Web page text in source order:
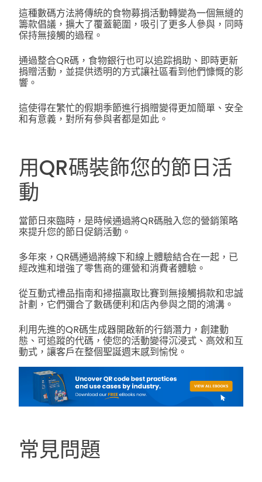
這種數碼方法將傳統的食物募捐活動轉變為一個無縫的
籌款倡議，擴大了覆蓋範圍，吸引了更多人參與，同時
保持無接觸的過程。
通過整合QR碼，食物銀行也可以追踪捐助、即時更新
捐贈活動，並提供透明的方式讓社區看到他們慷慨的影
響。
這使得在繁忙的假期季節進行捐贈變得更加簡單、安全
和有意義，對所有參與者都是如此。
用QR碼裝飾您的節日活
動
當節日來臨時，是時候通過將QR碼融入您的營銷策略
來提升您的節日促銷活動。
多年來，QR碼通過將線下和線上體驗結合在一起，已
經改進和增強了零售商的運營和消費者體驗。
從互動式禮品指南和掃描贏取比賽到無接觸捐款和忠誠
計劃，它們彌合了數碼便利和店內參與之間的鴻溝。
利用先進的QR碼生成器開啟新的行銷潛力，創建動
態、可追蹤的代碼，使您的活動變得沉浸式、高效和互
動式，讓客戶在整個聖誕週末感到愉悅。
常見問題